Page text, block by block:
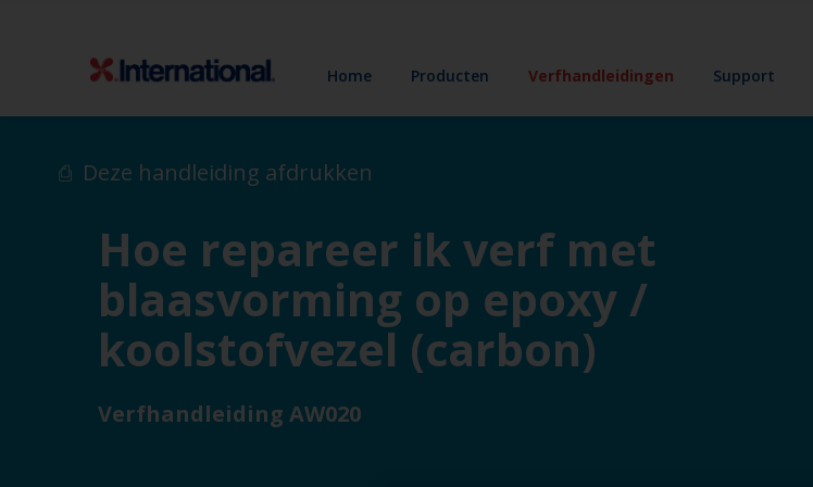
Home Producten Verfhandleidingen Support
Deze handleiding afdrukken
Hoe repareer ik verf met
blaasvorming op epoxy /
koolstofvezel (carbon)
Verfhandleiding AW020